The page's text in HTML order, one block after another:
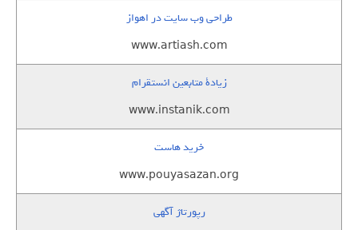
طراحی وب سایت در اهواز
www.artiash.com
زيادة متابعين انستقرام
www.instanik.com
خرید هاست
www.pouyasazan.org
رپورتاژ آگهی